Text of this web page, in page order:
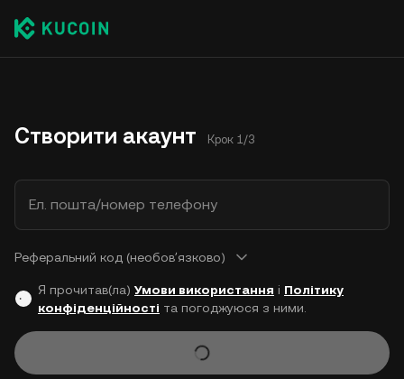
Створити акаунт Крок 1/3
Ел. пошта/номер телефону
Реферальний код (необовʼязково)
Я прочитав(ла) Умови використання і Політику
конфіденційності та погоджуюся з ними.